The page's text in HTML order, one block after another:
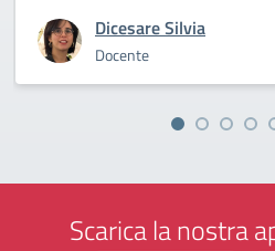
Dicesare Silvia
Docente
Scarica la nostra